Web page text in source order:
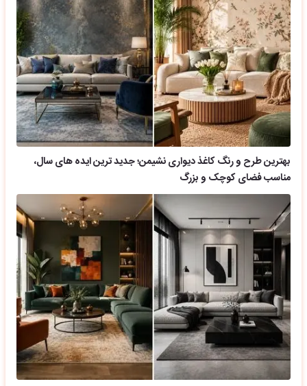
بهترین طرح و رنگ کاغذ دیواری نشیمن؛ جدید ترین ایده های سال،
مناسب فضای کوچک و بزرگ